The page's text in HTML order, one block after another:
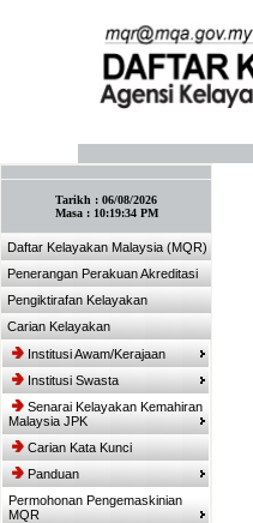
Tarikh : 06/08/2026
Masa : 10:19:34 PM
Daftar Kelayakan Malaysia (MQR)
Penerangan Perakuan Akreditasi
Pengiktirafan Kelayakan
Carian Kelayakan
Institusi Awam/Kerajaan
Institusi Swasta
Senarai Kelayakan Kemahiran
Malaysia JPK
Carian Kata Kunci
Panduan
Permohonan Pengemaskinian
MQR